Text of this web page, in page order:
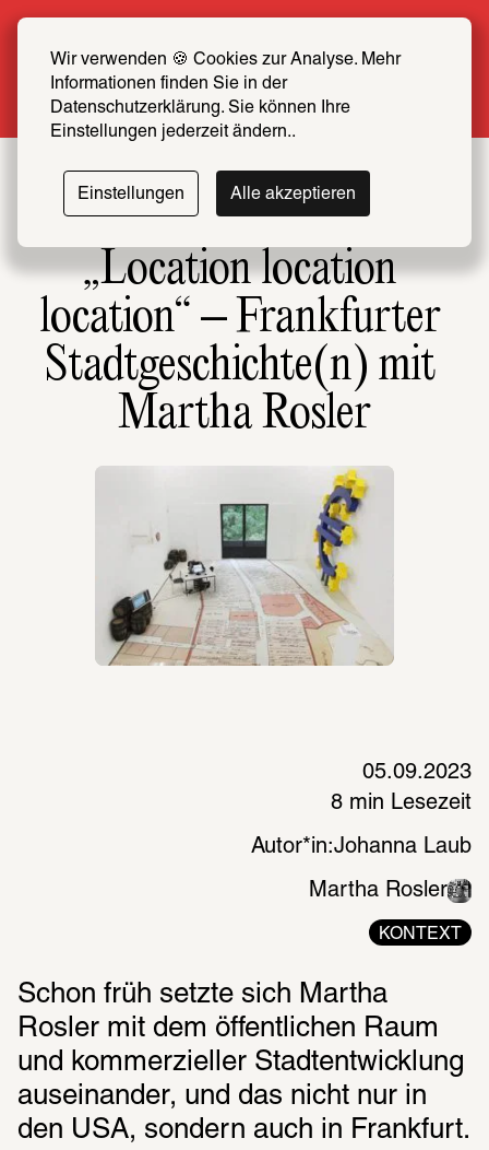
Wir verwenden 🍪 Cookies zur Analyse. Mehr
Informationen finden Sie in der
Datenschutzerklärung. Sie können Ihre
Einstellungen jederzeit ändern..
Einstellungen Alle akzeptieren
SCHIRN FREUND*IN werden
Mehr erfahren
„Location location
location“ – Frankfurter
Stadtgeschichte(n) mit
Martha Rosler
05.09.2023
8 min Lesezeit
Autor*in:Johanna Laub
Martha Rosler
KONTEXT
Schon früh setzte sich Martha
Rosler mit dem öffentlichen Raum
und kommerzieller Stadtentwicklung
auseinander, und das nicht nur in
den USA, sondern auch in Frankfurt.